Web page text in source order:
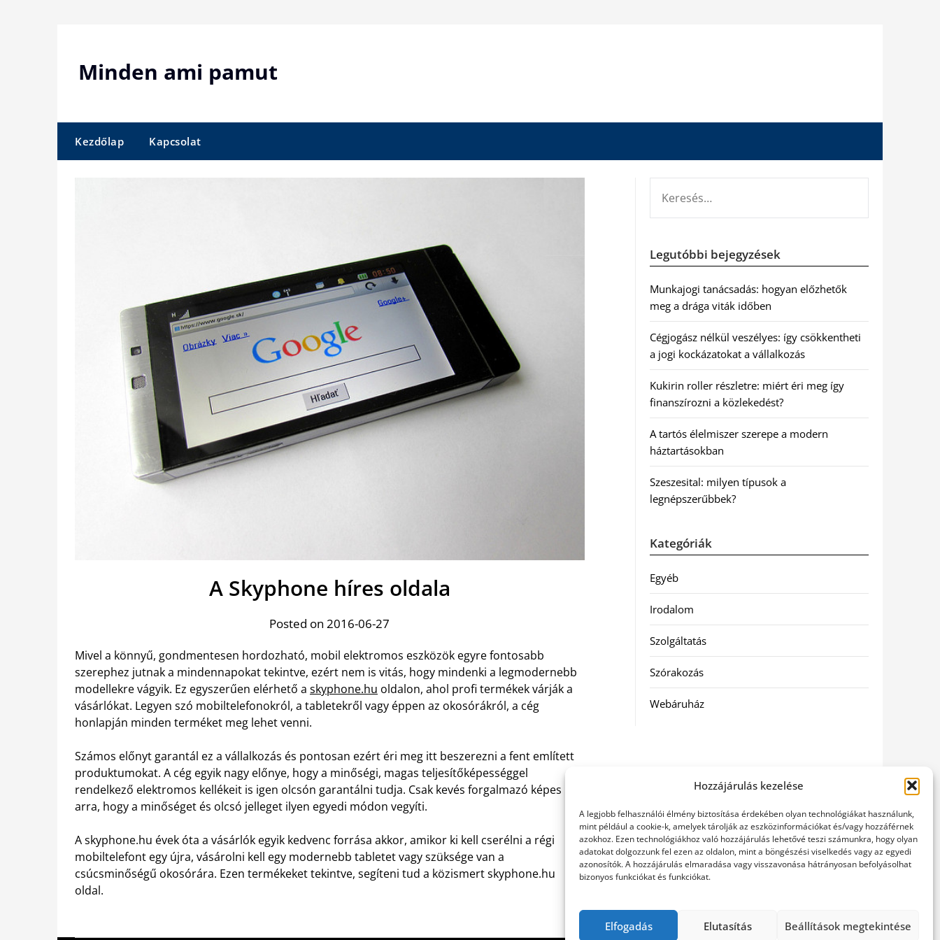
Hozzájárulás kezelése
A legjobb felhasználói élmény biztosítása érdekében olyan technológiákat használunk,
mint például a cookie-k, amelyek tárolják az eszközinformációkat és/vagy hozzáférnek
azokhoz. Ezen technológiákhoz való hozzájárulás lehetővé teszi számunkra, hogy olyan
adatokat dolgozzunk fel ezen az oldalon, mint a böngészési viselkedés vagy az egyedi
azonosítók. A hozzájárulás elmaradása vagy visszavonása hátrányosan befolyásolhat
bizonyos funkciókat és funkciókat.
Elfogadás Elutasítás Beállítások megtekintése
Minden ami pamut
Kezdőlap Kapcsolat
A Skyphone híres oldala
Posted on 2016-06-27
Mivel a könnyű, gondmentesen hordozható, mobil elektromos eszközök egyre fontosabb
szerephez jutnak a mindennapokat tekintve, ezért nem is vitás, hogy mindenki a legmodernebb
modellekre vágyik. Ez egyszerűen elérhető a skyphone.hu oldalon, ahol profi termékek várják a
vásárlókat. Legyen szó mobiltelefonokról, a tabletekről vagy éppen az okosórákról, a cég
honlapján minden terméket meg lehet venni.
Számos előnyt garantál ez a vállalkozás és pontosan ezért éri meg itt beszerezni a fent említett
produktumokat. A cég egyik nagy előnye, hogy a minőségi, magas teljesítőképességgel
rendelkező elektromos kellékeit is igen olcsón garantálni tudja. Csak kevés forgalmazó képes
arra, hogy a minőséget és olcsó jelleget ilyen egyedi módon vegyíti.
A skyphone.hu évek óta a vásárlók egyik kedvenc forrása akkor, amikor ki kell cserélni a régi
mobiltelefont egy újra, vásárolni kell egy modernebb tabletet vagy szüksége van a
csúcsminőségű okosórára. Ezen termékeket tekintve, segíteni tud a közismert skyphone.hu
oldal.
Legutóbbi bejegyzések
Munkajogi tanácsadás: hogyan előzhetők
meg a drága viták időben
Cégjogász nélkül veszélyes: így csökkentheti
a jogi kockázatokat a vállalkozás
Kukirin roller részletre: miért éri meg így
finanszírozni a közlekedést?
A tartós élelmiszer szerepe a modern
háztartásokban
Szeszesital: milyen típusok a
legnépszerűbbek?
Kategóriák
Egyéb
Irodalom
Szolgáltatás
Szórakozás
Webáruház